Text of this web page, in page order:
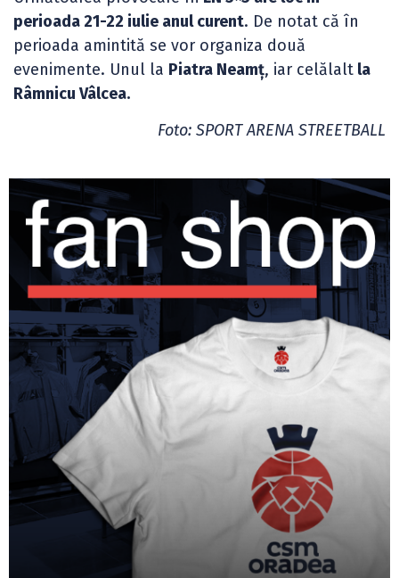
perioada 21-22 iulie anul curent. De notat că în
perioada amintită se vor organiza două
evenimente. Unul la Piatra Neamț, iar celălalt la
Râmnicu Vâlcea.
Foto: SPORT ARENA STREETBALL